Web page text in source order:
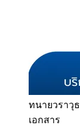
ทนายวราวุธ
เอกสาร